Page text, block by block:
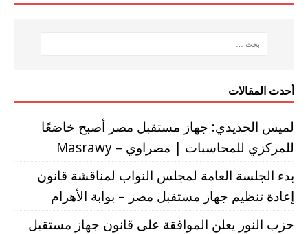
أحدث المقالات
لميس الحديدي: جهاز مستقبل مصر أصبح خاضعًا
للمركزي للمحاسبات | مصراوي – Masrawy
بدء الجلسة العامة لمجلس النواب لمناقشة قانون
إعادة تنظيم جهاز مستقبل مصر – بوابة الأهرام
حزب النور يعلن الموافقة على قانون جهاز مستقبل